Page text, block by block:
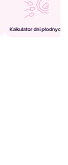
Kalkulator dni płodnych